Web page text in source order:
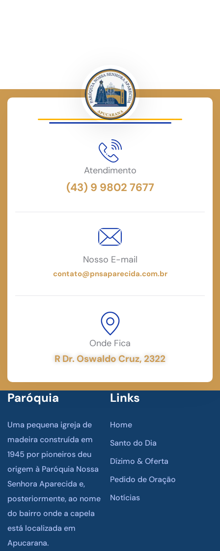
Atendimento
(43) 9 9802 7677
Nosso E-mail
contato@pnsaparecida.com.br
Onde Fica
R Dr. Oswaldo Cruz, 2322
Paróquia
Uma pequena igreja de
madeira construída em
1945 por pioneiros deu
origem à Paróquia Nossa
Senhora Aparecida e,
posteriormente, ao nome
do bairro onde a capela
está localizada em
Apucarana.
Links
Home
Santo do Dia
Dízimo & Oferta
Pedido de Oração
Notícias